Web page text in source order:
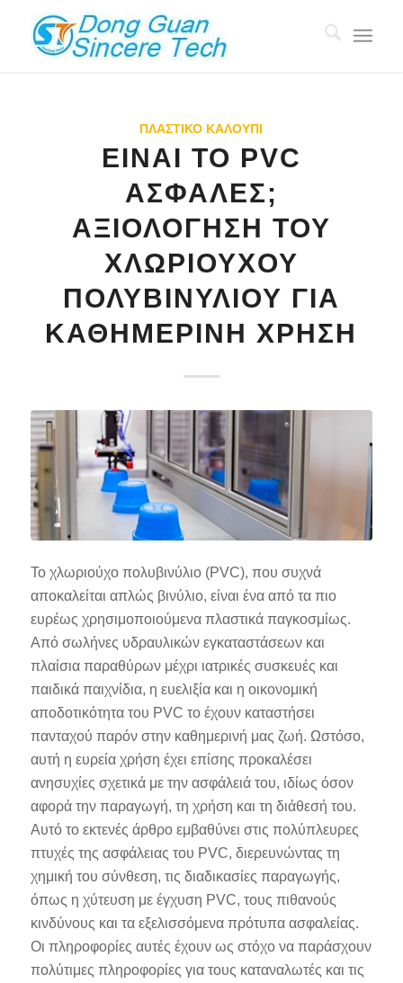
ΠΛΑΣΤΙΚΌ ΚΑΛΟΎΠΙ
ΕΊΝΑΙ ΤΟ PVC
ΑΣΦΑΛΈΣ;
ΑΞΙΟΛΌΓΗΣΗ ΤΟΥ
ΧΛΩΡΙΟΎΧΟΥ
ΠΟΛΥΒΙΝΥΛΊΟΥ ΓΙΑ
ΚΑΘΗΜΕΡΙΝΉ ΧΡΉΣΗ
Το χλωριούχο πολυβινύλιο (PVC), που συχνά
αποκαλείται απλώς βινύλιο, είναι ένα από τα πιο
ευρέως χρησιμοποιούμενα πλαστικά παγκοσμίως.
Από σωλήνες υδραυλικών εγκαταστάσεων και
πλαίσια παραθύρων μέχρι ιατρικές συσκευές και
παιδικά παιχνίδια, η ευελιξία και η οικονομική
αποδοτικότητα του PVC το έχουν καταστήσει
πανταχού παρόν στην καθημερινή μας ζωή. Ωστόσο,
αυτή η ευρεία χρήση έχει επίσης προκαλέσει
ανησυχίες σχετικά με την ασφάλειά του, ιδίως όσον
αφορά την παραγωγή, τη χρήση και τη διάθεσή του.
Αυτό το εκτενές άρθρο εμβαθύνει στις πολύπλευρες
πτυχές της ασφάλειας του PVC, διερευνώντας τη
χημική του σύνθεση, τις διαδικασίες παραγωγής,
όπως η χύτευση με έγχυση PVC, τους πιθανούς
κινδύνους και τα εξελισσόμενα πρότυπα ασφαλείας.
Οι πληροφορίες αυτές έχουν ως στόχο να παράσχουν
πολύτιμες πληροφορίες για τους καταναλωτές και τις